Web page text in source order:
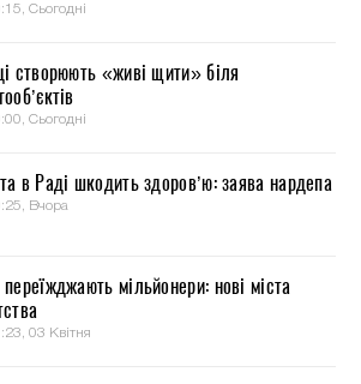
Сьогодні
створюють «живі щити» біля
Сьогодні
в Раді шкодить здоров’ю: заява нардепа
Вчора
мільйонери: нові міста
03 Квітня